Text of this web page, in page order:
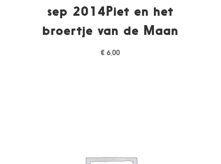
sep 2014Piet en het
broertje van de Maan
€ 6,00